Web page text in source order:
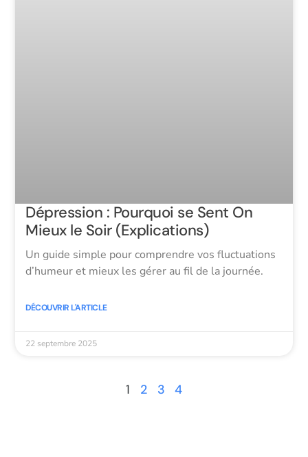
Dépression : Pourquoi se Sent On
Mieux le Soir (Explications)
Un guide simple pour comprendre vos fluctuations
d’humeur et mieux les gérer au fil de la journée.
DÉCOUVRIR L'ARTICLE
22 septembre 2025
1 2 3 4